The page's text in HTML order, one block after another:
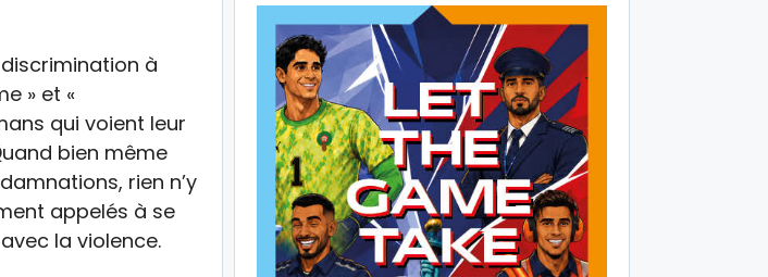
à
» et «
qui voient leur
bien même
rien n’y
appelés à se
la violence.